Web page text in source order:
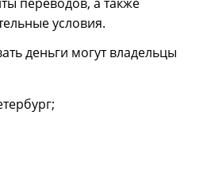
условия.
деньги могут владельцы